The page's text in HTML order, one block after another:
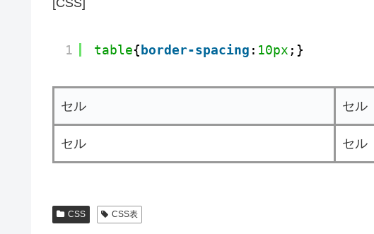
1 table{ border-spacing : 10px ;}
セル セル
セル セル
CSS CSS表